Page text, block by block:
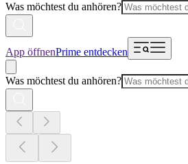
Was möchtest du anhören?
App öffnenPrime entdecken
Was möchtest du anhören?